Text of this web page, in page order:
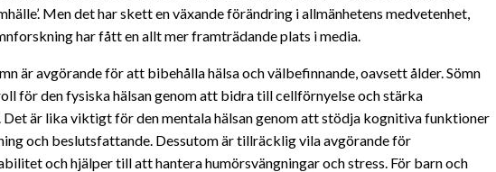
Men det har skett en växande förändring i allmänhetens medvetenhet,
har fått en allt mer framträdande plats i media.
är avgörande för att bibehålla hälsa och välbefinnande, oavsett ålder. Sömn
för den fysiska hälsan genom att bidra till cellförnyelse och stärka
är lika viktigt för den mentala hälsan genom att stödja kognitiva funktioner
och beslutsfattande. Dessutom är tillräcklig vila avgörande för
och hjälper till att hantera humörsvängningar och stress. För barn och